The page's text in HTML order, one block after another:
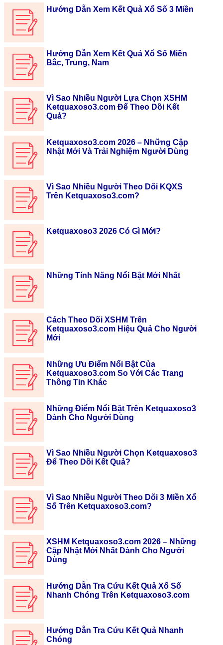
Hướng Dẫn Xem Kết Quả Xổ Số 3 Miền
Hướng Dẫn Xem Kết Quả Xổ Số Miền
Bắc, Trung, Nam
Vì Sao Nhiều Người Lựa Chọn XSHM
Ketquaxoso3.com Để Theo Dõi Kết
Quả?
Ketquaxoso3.com 2026 – Những Cập
Nhật Mới Và Trải Nghiệm Người Dùng
Vì Sao Nhiều Người Theo Dõi KQXS
Trên Ketquaxoso3.com?
Ketquaxoso3 2026 Có Gì Mới?
Những Tính Năng Nổi Bật Mới Nhất
Cách Theo Dõi XSHM Trên
Ketquaxoso3.com Hiệu Quả Cho Người
Mới
Những Ưu Điểm Nổi Bật Của
Ketquaxoso3.com So Với Các Trang
Thông Tin Khác
Những Điểm Nổi Bật Trên Ketquaxoso3
Dành Cho Người Dùng
Vì Sao Nhiều Người Chọn Ketquaxoso3
Để Theo Dõi Kết Quả?
Vì Sao Nhiều Người Theo Dõi 3 Miền Xổ
Số Trên Ketquaxoso3.com?
XSHM Ketquaxoso3.com 2026 – Những
Cập Nhật Mới Nhất Dành Cho Người
Dùng
Hướng Dẫn Tra Cứu Kết Quả Xổ Số
Nhanh Chóng Trên Ketquaxoso3.com
Hướng Dẫn Tra Cứu Kết Quả Nhanh
Chóng